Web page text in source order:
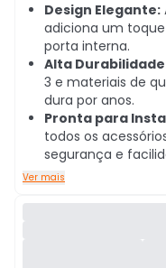
Design Elegante:
adiciona um
porta interna.
Alta
3 e materiais de
dura por anos.
Pronta para
todos os
segurança e
Ver mais